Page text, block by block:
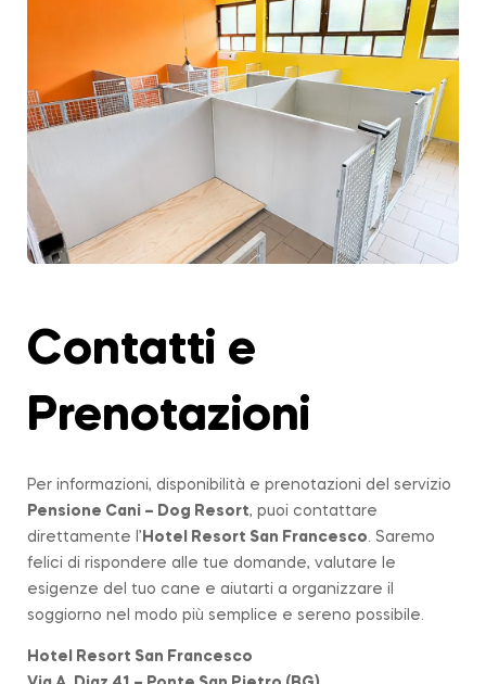
Contatti e
Prenotazioni
Per informazioni, disponibilità e prenotazioni del servizio
Pensione Cani – Dog Resort, puoi contattare
direttamente l’ Hotel Resort San Francesco . Saremo
felici di rispondere alle tue domande, valutare le
esigenze del tuo cane e aiutarti a organizzare il
soggiorno nel modo più semplice e sereno possibile.
Hotel Resort San Francesco